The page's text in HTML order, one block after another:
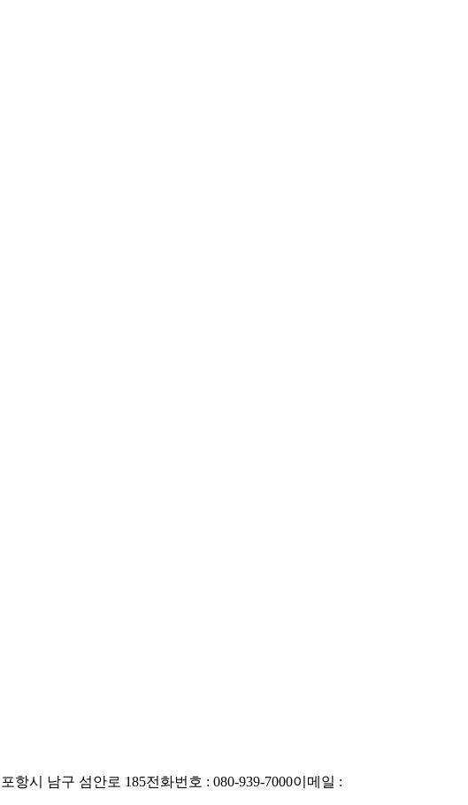
포항시 남구 섬안로 185전화번호 : 080-939-7000이메일 :